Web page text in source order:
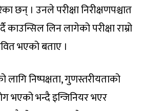
छन् । उनले परीक्षा निरीक्षणपश्चात
काउन्सिल लिन लागेको परीक्षा राम्रो
भएको बताए ।
लागि निष्पक्षता, गुणस्तरीयताको
भएको भन्दै इन्जिनियर भएर